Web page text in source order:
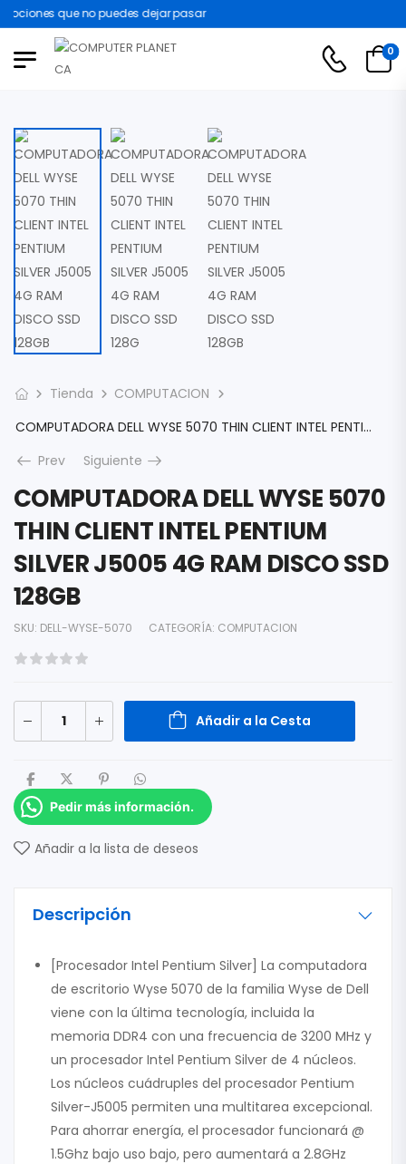
que no puedes dejar pasar
0
Tienda
COMPUTACION
COMPUTADORA DELL WYSE 5070 THIN CLIENT INTEL PENTIUM SILVER J5005 4G RAM DISCO SSD 128GB
Prev
Siguiente
COMPUTADORA DELL WYSE 5070
THIN CLIENT INTEL PENTIUM
SILVER J5005 4G RAM DISCO SSD
128GB
SKU: DELL-WYSE-5070 CATEGORÍA: COMPUTACION
Añadir a la Cesta
Pedir más información.
Añadir a la lista de deseos
Descripción
[Procesador Intel Pentium Silver] La computadora
de escritorio Wyse 5070 de la familia Wyse de Dell
viene con la última tecnología, incluida la
memoria DDR4 con una frecuencia de 3200 MHz y
un procesador Intel Pentium Silver de 4 núcleos.
Los núcleos cuádruples del procesador Pentium
Silver-J5005 permiten una multitarea excepcional.
Para ahorrar energía, el procesador funcionará @
1.5Ghz bajo uso bajo, pero aumentará a 2.8GHz